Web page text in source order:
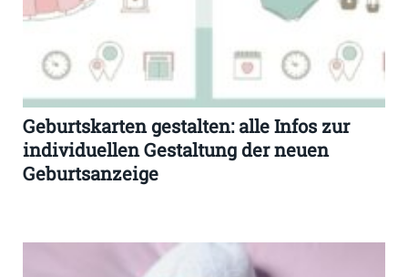
Geburtskarten gestalten: alle Infos zur
individuellen Gestaltung der neuen
Geburtsanzeige